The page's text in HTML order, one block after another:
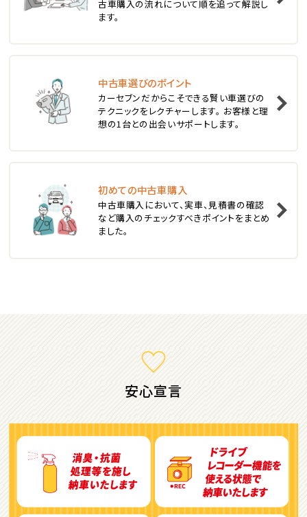
2位
スバル
レガシィツーリングワゴン
3位
トヨタ
カローラフィールダー
2
トヨタ
アルファード
位
古車購入の流れについて順を追って解説し
ます。
中古車選びのポイント
カーセブンだからこそできる賢い車選びの
テクニックをレクチャーします。 お客様と理
想の1台との出会いサポートします。
初めての中古車購入
中古車購入において、実車、見積書の確認
など購入のチェックすべきポイントをまとめ
ました。
安心宣言